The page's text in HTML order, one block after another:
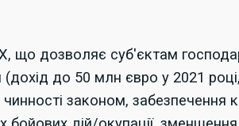
що дозволяє суб'єктам
до 50 млн євро у 2021
законом, забезпечення